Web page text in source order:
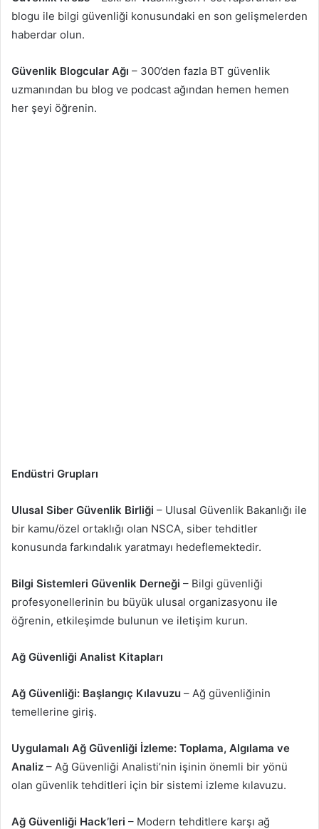
blogu ile bilgi güvenliği konusundaki en son gelişmelerden
haberdar olun.
Güvenlik Blogcular Ağı – 300’den fazla BT güvenlik
uzmanından bu blog ve podcast ağından hemen hemen
her şeyi öğrenin.
Endüstri Grupları
Ulusal Siber Güvenlik Birliği – Ulusal Güvenlik Bakanlığı ile
bir kamu/özel ortaklığı olan NSCA, siber tehditler
konusunda farkındalık yaratmayı hedeflemektedir.
Bilgi Sistemleri Güvenlik Derneği – Bilgi güvenliği
profesyonellerinin bu büyük ulusal organizasyonu ile
öğrenin, etkileşimde bulunun ve iletişim kurun.
Ağ Güvenliği Analist Kitapları
Ağ Güvenliği: Başlangıç ​​Kılavuzu – Ağ güvenliğinin
temellerine giriş.
Uygulamalı Ağ Güvenliği İzleme: Toplama, Algılama ve
Analiz – Ağ Güvenliği Analisti’nin işinin önemli bir yönü
olan güvenlik tehditleri için bir sistemi izleme kılavuzu.
Ağ Güvenliği Hack’leri – Modern tehditlere karşı ağ